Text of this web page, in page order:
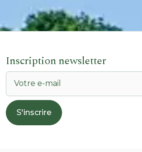
Inscription newsletter
S'inscrire